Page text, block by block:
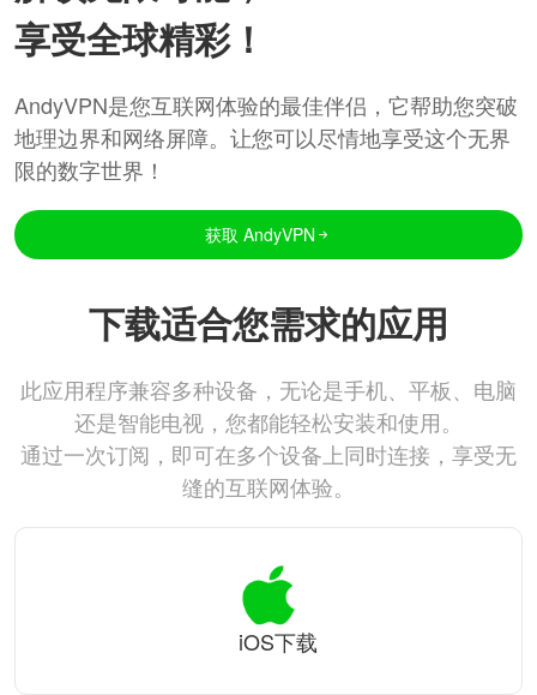
享受全球精彩！
AndyVPN是您互联网体验的最佳伴侣，它帮助您突破
地理边界和网络屏障。让您可以尽情地享受这个无界
限的数字世界！
获取 AndyVPN
下载适合您需求的应用
此应用程序兼容多种设备，无论是手机、平板、电脑
还是智能电视，您都能轻松安装和使用。
通过一次订阅，即可在多个设备上同时连接，享受无
缝的互联网体验。
iOS下载